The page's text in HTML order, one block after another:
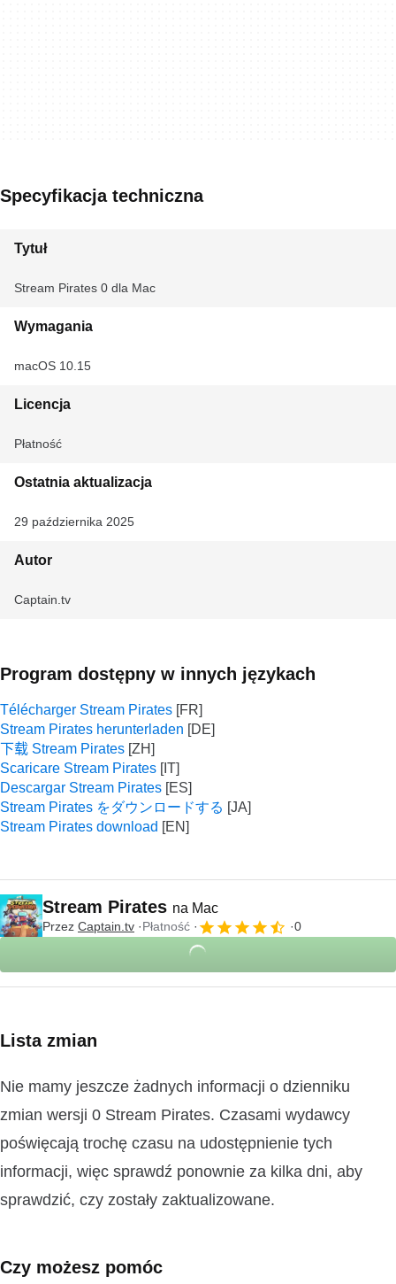
Specyfikacja techniczna
Tytuł
Stream Pirates 0 dla Mac
Wymagania
macOS 10.15
Licencja
Płatność
Ostatnia aktualizacja
29 października 2025
Autor
Captain.tv
Program dostępny w innych językach
Télécharger Stream Pirates
Stream Pirates herunterladen
下载 Stream Pirates
Scaricare Stream Pirates
Descargar Stream Pirates
Stream Pirates をダウンロードする
Stream Pirates download
Stream Pirates na Mac
Przez Captain.tv Płatność 0
Lista zmian
Nie mamy jeszcze żadnych informacji o dzienniku
zmian wersji 0 Stream Pirates. Czasami wydawcy
poświęcają trochę czasu na udostępnienie tych
informacji, więc sprawdź ponownie za kilka dni, aby
sprawdzić, czy zostały zaktualizowane.
Czy możesz pomóc